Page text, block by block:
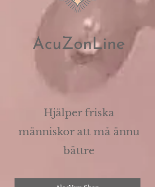
AcuZonLine
Hjälper friska
människor att må ännu
bättre